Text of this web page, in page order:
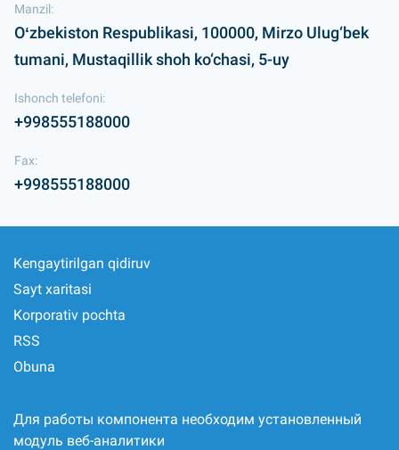
Manzil:
Oʻzbekiston Respublikasi, 100000, Mirzo Ulug‘bek
tumani, Mustaqillik shoh ko‘chasi, 5-uy
Ishonch telefoni:
+998555188000
Fax:
+998555188000
Kengaytirilgan qidiruv
Sayt xaritasi
Korporativ pochta
RSS
Obuna
Для работы компонента необходим установленный
модуль веб-аналитики